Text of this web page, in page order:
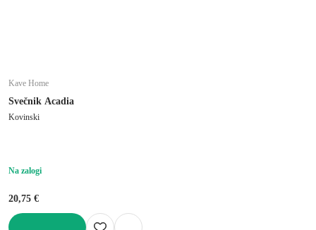
Kave Home
Svečnik Acadia
Kovinski
Na zalogi
20,75 €